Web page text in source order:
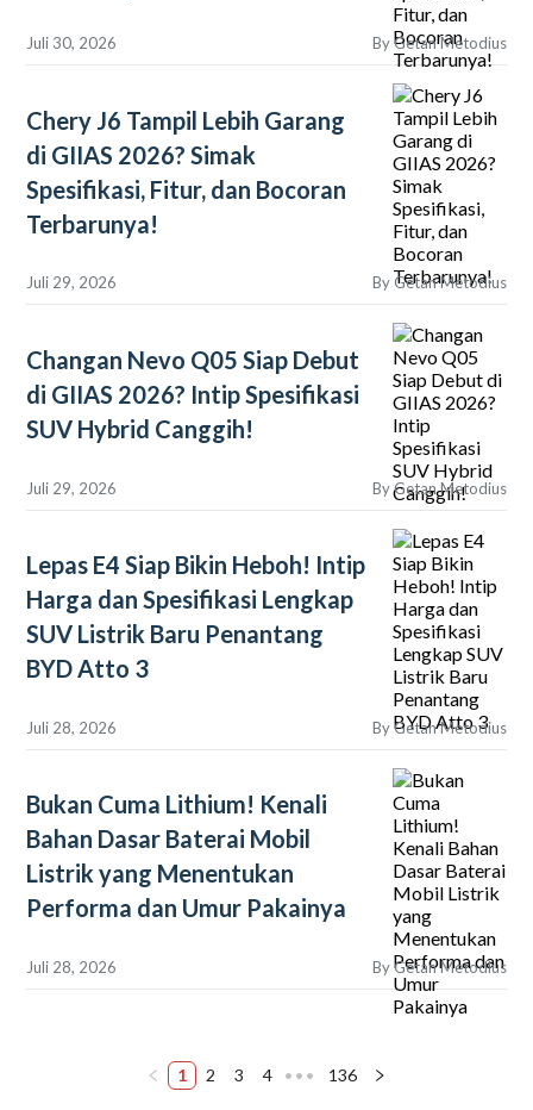
Juli 30, 2026 ByGetan Metodius
Chery J6 Tampil Lebih Garang
di GIIAS 2026? Simak
Spesifikasi, Fitur, dan Bocoran
Terbarunya!
Juli 29, 2026 By Getan Metodius
Changan Nevo Q05 Siap Debut
di GIIAS 2026? Intip Spesifikasi
SUV Hybrid Canggih!
Juli 29, 2026 ByGetan Metodius
Lepas E4 Siap Bikin Heboh! Intip
Harga dan Spesifikasi Lengkap
SUV Listrik Baru Penantang
BYD Atto 3
Juli 28, 2026 ByGetan Metodius
Bukan Cuma Lithium! Kenali
Bahan Dasar Baterai Mobil
Listrik yang Menentukan
Performa dan Umur Pakainya
Juli 28, 2026 ByGetan Metodius
1 2 3 4 ••• 136